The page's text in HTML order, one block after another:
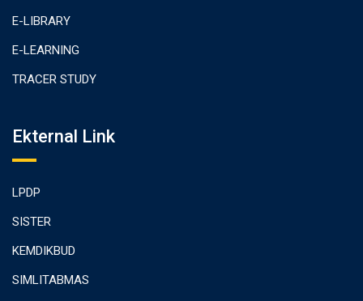
E-LIBRARY
E-LEARNING
TRACER STUDY
Ekternal Link
LPDP
SISTER
KEMDIKBUD
SIMLITABMAS